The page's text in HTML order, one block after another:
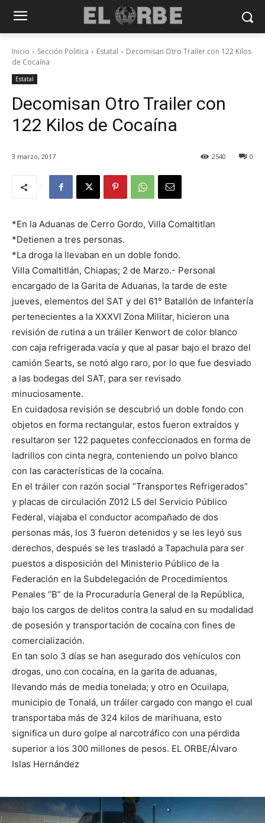
Inicio Sección Politica Estatal
Decomisan Otro Trailer con 122 Kilos
de Cocaína
Estatal
Decomisan Otro Trailer con
122 Kilos de Cocaína
3 marzo, 2017 0
2540
*En la Aduanas de Cerro Gordo, Villa Comaltitlan
*Detienen a tres personas.
*La droga la llevaban en un doble fondo.
Villa Comaltitlán, Chiapas; 2 de Marzo.- Personal
encargado de la Garita de Aduanas, la tarde de este
jueves, elementos del SAT y del 61° Batallón de Infantería
pertenecientes a la XXXVI Zona Militar, hicieron una
revisión de rutina a un tráiler Kenwort de color blanco
con caja refrigerada vacía y que al pasar bajo el brazo del
camión Searts, se notó algo raro, por lo que fue desviado
a las bodegas del SAT, para ser revisado
minuciosamente.
En cuidadosa revisión se descubrió un doble fondo con
objetos en forma rectangular, estos fueron extraídos y
resultaron ser 122 paquetes confeccionados en forma de
ladrillos con cinta negra, conteniendo un polvo blanco
con las características de la cocaína.
En el tráiler con razón social “Transportes Refrigerados”
y placas de circulación Z012 L5 del Servicio Público
Federal, viajaba el conductor acompañado de dos
personas más, los 3 fueron detenidos y se les leyó sus
derechos, después se les trasladó a Tapachula para ser
puestos a disposición del Ministerio Público de la
Federación en la Subdelegación de Procedimientos
Penales “B” de la Procuraduría General de la República,
bajo los cargos de delitos contra la salud en su modalidad
de posesión y transportación de cocaína con fines de
comercialización.
En tan solo 3 días se han asegurado dos vehículos con
drogas, uno con cocaína, en la garita de aduanas,
llevando más de media tonelada; y otro en Ocuilapa,
municipio de Tonalá, un tráiler cargado con mango el cual
transportaba más de 324 kilos de marihuana, esto
significa un duro golpe al narcotráfico con una pérdida
superior a los 300 millones de pesos. EL ORBE/Álvaro
Islas Hernández